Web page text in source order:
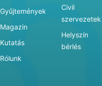
Gyűjtemények
Magazin
Kutatás
Rólunk
Civil
szervezetek
Helyszín
bérlés